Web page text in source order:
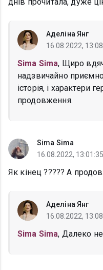
Аделіна Янг
16.08.2022,
Sima Sima, Щиро
надзвичайно
історія, і характери
продовження.
Sima Sima
16.08.2022, 13:01:35
Як кінец ????? А
Аделіна Янг
16.08.2022,
Sima Sima, Далеко